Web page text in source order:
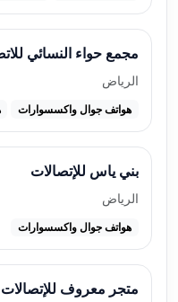
مجمع حواء النسائي
الرياض
هواتف جوال واكسسوارات
بني ياس للإتصالات
الرياض
هواتف جوال واكسسوارات
متجر معروف للإتصالات